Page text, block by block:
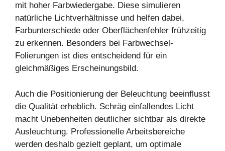
mit hoher Farbwiedergabe. Diese simulieren
natürliche Lichtverhältnisse und helfen dabei,
Farbunterschiede oder Oberflächenfehler frühzeitig
zu erkennen. Besonders bei Farbwechsel-
Folierungen ist dies entscheidend für ein
gleichmäßiges Erscheinungsbild.
Auch die Positionierung der Beleuchtung beeinflusst
die Qualität erheblich. Schräg einfallendes Licht
macht Unebenheiten deutlicher sichtbar als direkte
Ausleuchtung. Professionelle Arbeitsbereiche
werden deshalb gezielt geplant, um optimale